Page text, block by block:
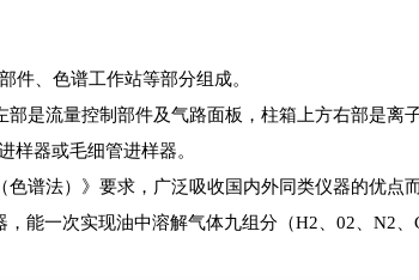
、色谱工作站等部分组成。
是流量控制部件及气路面板，柱箱上方右部是离
样器或毛细管进样器。
谱法）》要求，广泛吸收国内外同类仪器的优点
能一次实现油中溶解气体九组分（H2、02、N2、